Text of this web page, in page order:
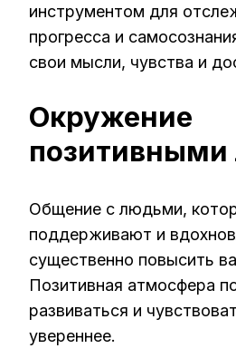
инструментом для
прогресса и
свои мысли, чувства и
Окружение
Общение с людьми,
поддерживают и
существенно повысить
Позитивная атмосфера
развиваться и
увереннее.